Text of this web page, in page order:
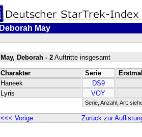
Deborah May
May, Deborah - 2Auftritte insgesamt
Charakter Serie
Haneek
DS9
Lyris
VOY
Serie, Anzahl, Art:
<<< Vorige Zurück zur